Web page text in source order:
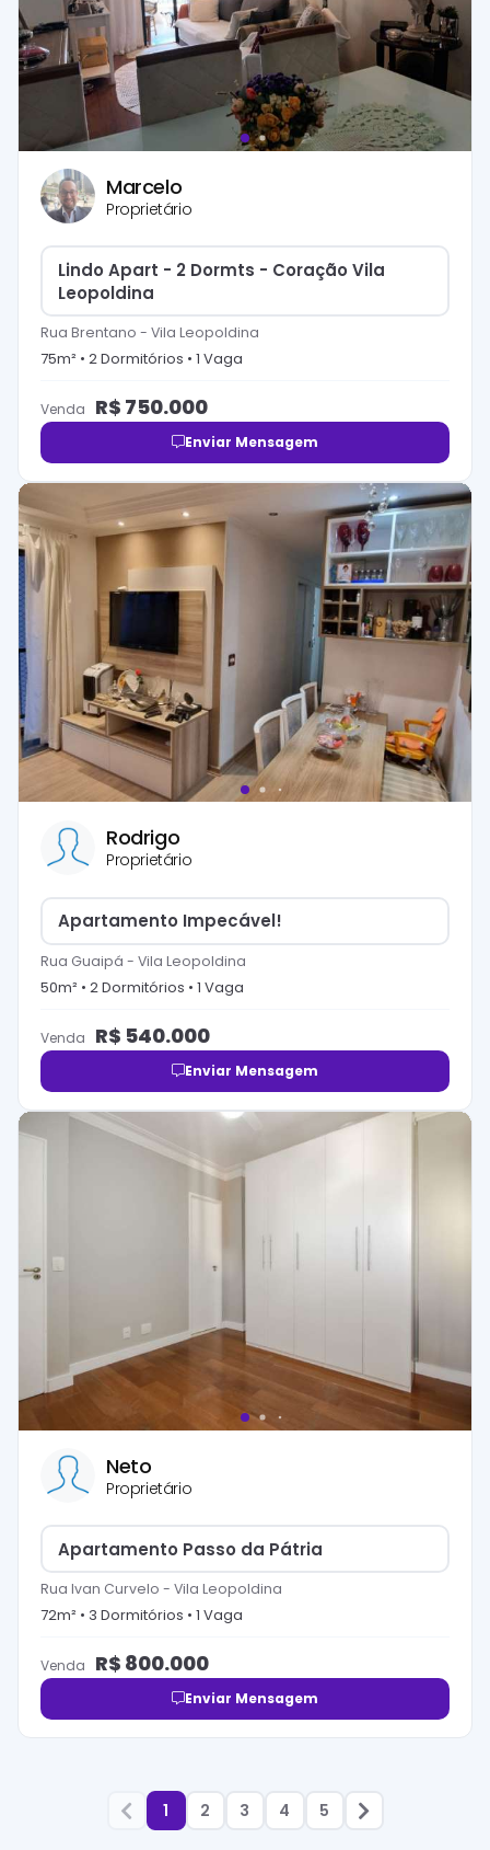
Marcelo
Proprietário
Lindo Apart - 2 Dormts - Coração Vila
Leopoldina
Rua Brentano - Vila Leopoldina
75m² • 2Dormitórios • 1 Vaga
Venda R$ 750.000
Enviar Mensagem
Rodrigo
Proprietário
Apartamento Impecável!
Rua Guaipá - Vila Leopoldina
50m² • 2Dormitórios • 1 Vaga
Venda R$ 540.000
Enviar Mensagem
Neto
Proprietário
Apartamento Passo da Pátria
Rua Ivan Curvelo - Vila Leopoldina
72m² • 3 Dormitórios • 1 Vaga
Venda R$ 800.000
Enviar Mensagem
1 2 3 4 5